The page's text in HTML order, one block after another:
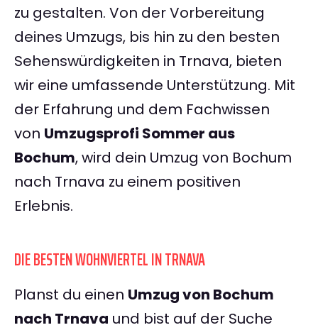
zu gestalten. Von der Vorbereitung
deines Umzugs, bis hin zu den besten
Sehenswürdigkeiten in Trnava, bieten
wir eine umfassende Unterstützung. Mit
der Erfahrung und dem Fachwissen
von Umzugsprofi Sommer aus
Bochum, wird dein Umzug von Bochum
nach Trnava zu einem positiven
Erlebnis.
DIE BESTEN WOHNVIERTEL IN TRNAVA
Planst du einen Umzug von Bochum
nach Trnava und bist auf der Suche